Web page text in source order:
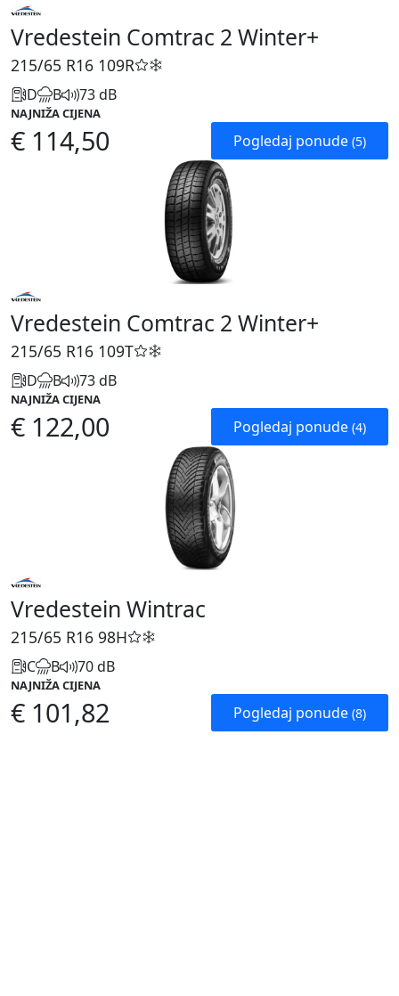
Vredestein Comtrac 2 Winter+
215/65 R16 109R
D B 73 dB
NAJNIŽA CIJENA
€ 114,50 Pogledaj ponude (5)
Vredestein Comtrac 2 Winter+
215/65 R16 109T
D B 73 dB
NAJNIŽA CIJENA
€ 122,00 Pogledaj ponude (4)
Vredestein Wintrac
215/65 R16 98H
C B 70 dB
NAJNIŽA CIJENA
€ 101,82 Pogledaj ponude (8)